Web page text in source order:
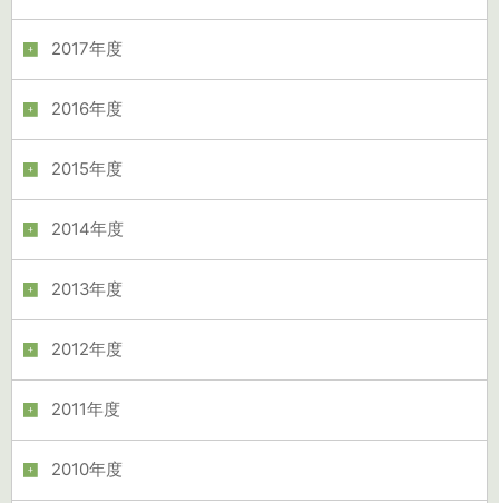
2017年度
2016年度
2015年度
2014年度
2013年度
2012年度
2011年度
2010年度